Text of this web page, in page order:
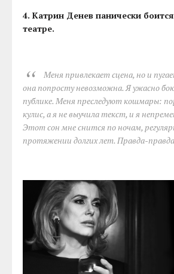
4. Катрин Денев панически
театре.
Меня привлекает сцена, но и
она попросту невозможна. Я ужасно
публике. Меня преследуют кошмары:
кулис, а я не выучила текст, и я
Этот сон мне снится по ночам,
протяжении долгих лет. Правда-